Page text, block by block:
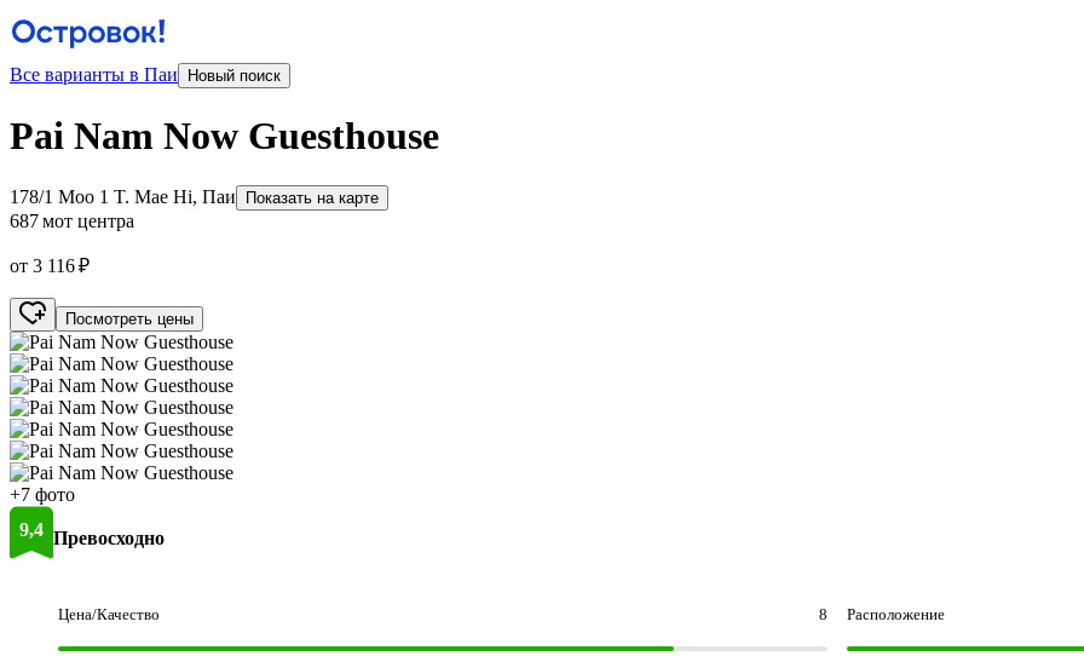
Все варианты в Паи Новый поиск
Pai Nam Now Guesthouse
178/1 Moo 1 T. Mae Hi, Паи Показать на карте
687 мот центра
от 3 116 ₽
Посмотреть цены
+7 фото
9,4 Превосходно
Цена/Качество 8 Расположение